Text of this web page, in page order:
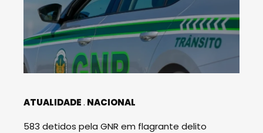
ATUALIDADE NACIONAL
583 detidos pela GNR em flagrante delito